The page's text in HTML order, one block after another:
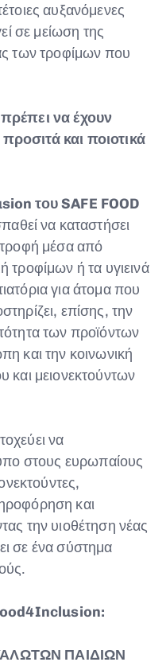
αυξανόμενες
σε μείωση της
των τροφίμων που
να έχουν
και ποιοτικά
του SAFE FOOD
να καταστήσει
μέσα από
ή τα υγιεινά
για άτομα που
επίσης, την
των προϊόντων
και την κοινωνική
και μειονεκτούντων
να
στους ευρωπαίους
και
την υιοθέτηση νέας
σε ένα σύστημα
ΠΑΙΔΙΩΝ